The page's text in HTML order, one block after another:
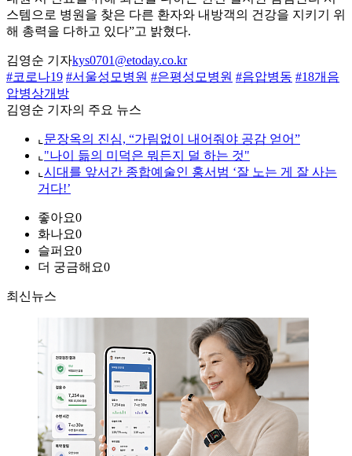
스템으로 병원을 찾은 다른 환자와 내방객의 건강을 지키기 위
해 총력을 다하고 있다”고 밝혔다.
김영순 기자kys0701@etoday.co.kr
#코로나19 #서울성모병원 #은평성모병원 #음압병동 #18개음
압병상개방
김영순 기자의 주요 뉴스
⌞ 문장옥의 진심, “가림없이 내어줘야 공감 얻어”
⌞ "나이 듦의 미덕은 뭐든지 덜 하는 것"
⌞ 시대를 앞서간 종합예술인 홍서범 ‘잘 노는 게 잘 사는
거다!’
좋아요0
화나요0
슬퍼요0
더 궁금해요0
최신뉴스